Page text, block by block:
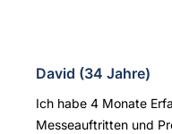
David (34 Jahre)
Ich habe 4 Monate
Messeauftritten und